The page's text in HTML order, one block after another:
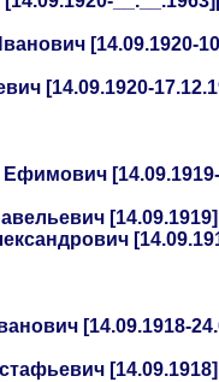
[14.09.1920-
[14.09.1920-
[14.09.1919-
[14.09.1919]
[14.09.1918-
[14.09.1918]